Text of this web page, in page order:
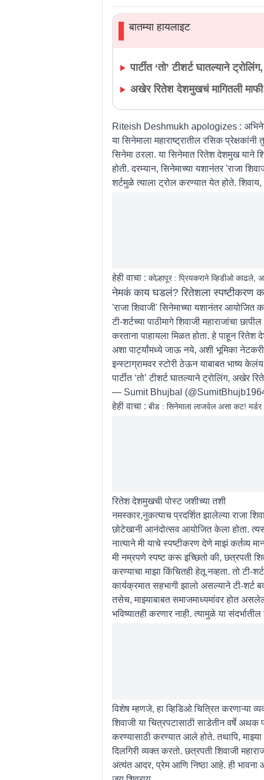
▌बातम्या हायलाइट
पार्टीत ‘तो’ टीशर्ट घातल्याने ट्रोलिंग,
अखेर रितेश देशमुखचं मागितली
Riteish Deshmukh apologizes :
या सिनेमाला महाराष्ट्रातील रसिक
सिनेमा ठरला. या सिनेमात रितेश देशमुख याने
होती. दरम्यान, सिनेमाच्या यशानंतर 'राजा
शर्टमुळे त्याला ट्रोल करण्यात येत होते.
हेही वाचा : कोल्हापूर : प्रियकराने व्हिडीओ
नेमकं काय घडलं? रितेशला स्पष्टीकरण
'राजा शिवाजी' सिनेमाच्या यशानंतर आयोजित
टी-शर्टच्या पाठीमागे शिवाजी महाराजांचा
करताना पाहायला मिळत होता. हे पाहून
अशा पार्ट्यांमध्ये जाऊ नये, अशी भूमिका
इन्स्टाग्रामवर स्टोरी ठेऊन याबाबत भाष्य
पार्टीत ‘तो’ टीशर्ट घातल्याने ट्रोलिंग, अखेर
— Sumit Bhujbal
हेही वाचा : बीड : सिनेमाला लाजवेल असा कट! मर्डर
रितेश देशमुखची पोस्ट जशीच्या तशी
नमस्कार,नुकत्याच प्रदर्शित झालेल्या राजा
छोटेखानी आनंदोत्सव आयोजित केला होता.
नात्याने मी याचे स्पष्टीकरण देणे माझं कर्तव्य
मी नम्रपणे स्पष्ट करू इच्छितो की, छत्रपती
करण्याचा माझा किंचितही हेतू नव्हता. तो टी-
कार्यक्रमात सहभागी झालो असल्याने टी-शर्ट
तसेच, माझ्याबाबत समाजमाध्यमांवर होत
भविष्यातही करणार नाही. त्यामुळे या
विशेष म्हणजे, हा व्हिडिओ चित्रित करणाऱ्या
शिवाजी या चित्रपटासाठी साडेतीन वर्षे
करण्यासाठी करण्यात आले होते. तथापि,
दिलगिरी व्यक्त करतो. छत्रपती शिवाजी
अत्यंत आदर, प्रेम आणि निष्ठा आहे. ही